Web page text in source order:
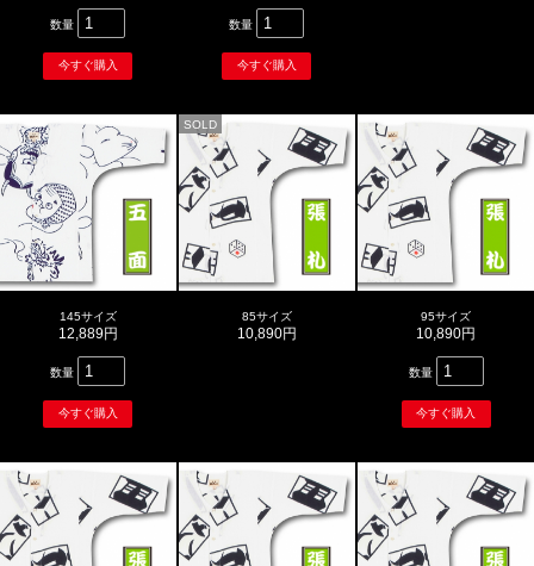
数量 数量
145サイズ
12,889円
数量
SOLD
85サイズ
10,890円
95サイズ
10,890円
数量